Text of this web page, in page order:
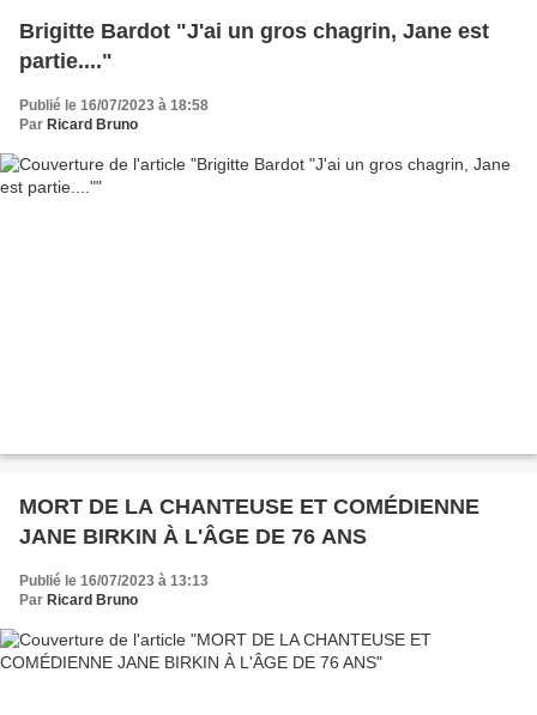
Brigitte Bardot "J'ai un gros chagrin, Jane est
partie...."
Publié le 16/07/2023 à 18:58
Par Ricard Bruno
MORT DE LA CHANTEUSE ET COMÉDIENNE
JANE BIRKIN À L'ÂGE DE 76 ANS
Publié le 16/07/2023 à 13:13
Par Ricard Bruno